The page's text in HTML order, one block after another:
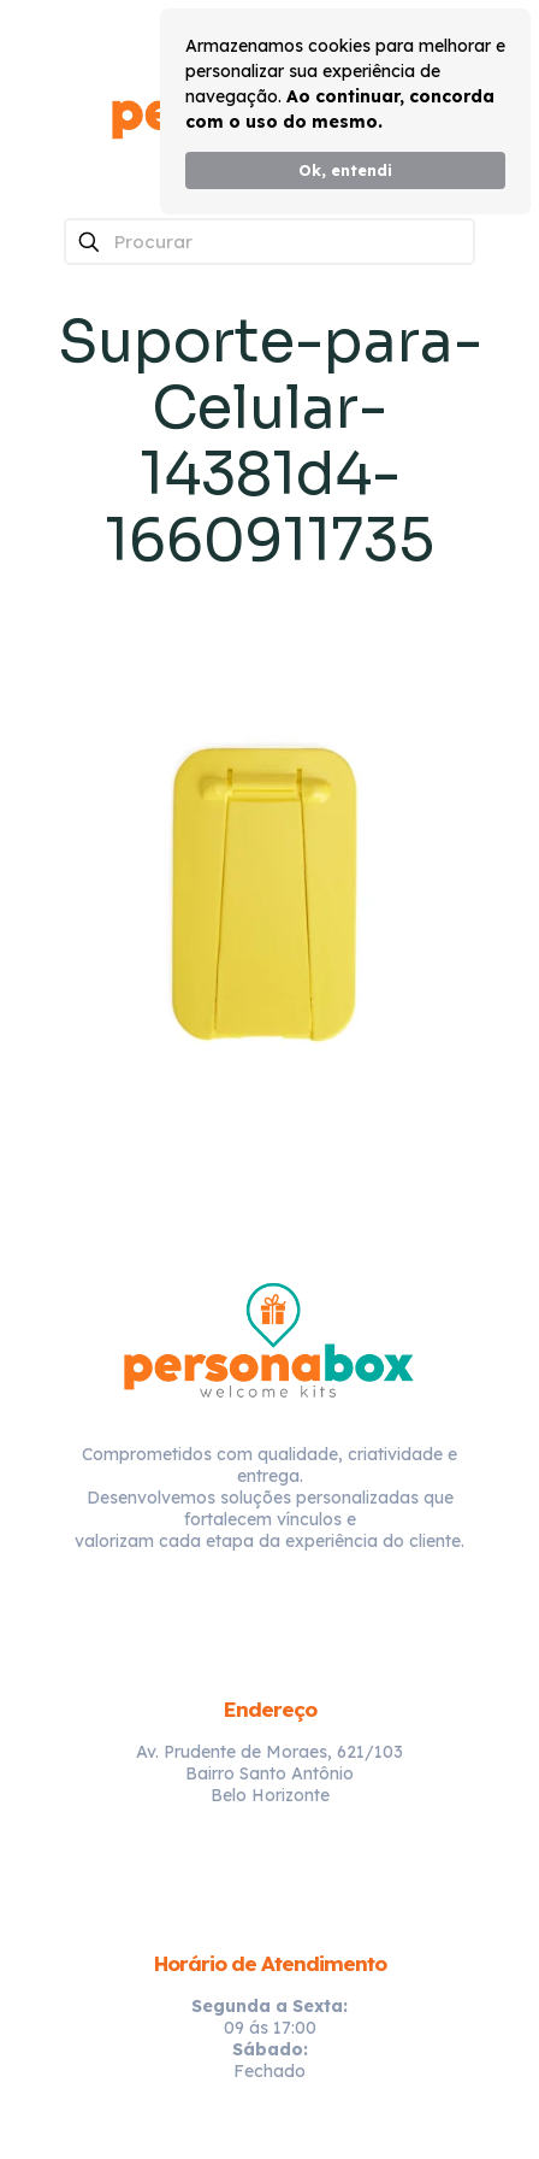
Armazenamos cookies para melhorar e
personalizar sua experiência de
navegação. Ao continuar, concorda
com o uso do mesmo.
Ok, entendi
Suporte-para-
Celular-
14381d4-
1660911735
Comprometidos com qualidade, criatividade e
entrega.
Desenvolvemos soluções personalizadas que
fortalecem vínculos e
valorizam cada etapa da experiência do cliente.
Endereço
Av. Prudente de Moraes, 621/103
Bairro Santo Antônio
Belo Horizonte
Horário de Atendimento
Segunda a Sexta:
09 ás 17:00
Sábado:
Fechado